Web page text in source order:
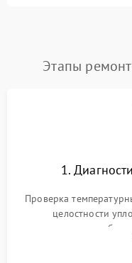
Этапы
1.
Проверка
целостности
сопротивления
считывание кодов